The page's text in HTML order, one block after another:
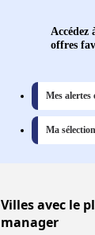
Accédez
offres
Mes alertes
Ma
Villesavec le
manager